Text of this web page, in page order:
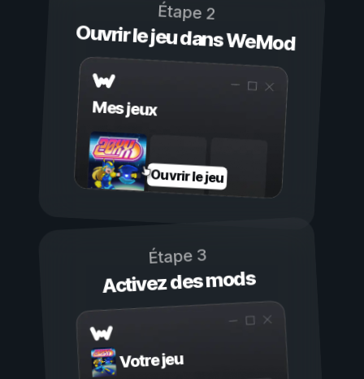
Étape 2
Ouvrir le jeu dans WeMod
Mes jeux
Ouvrir le jeu
Étape 3
Activez des mods
Votre jeu